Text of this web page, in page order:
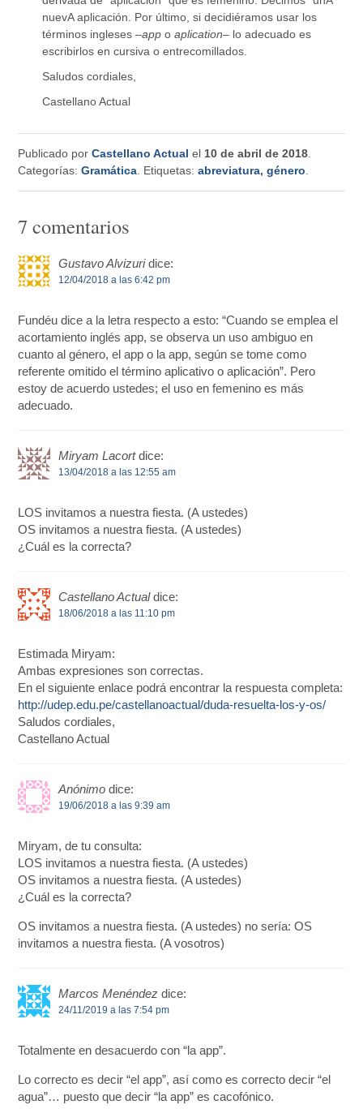
nuevA aplicación. Por último, si decidiéramos usar los
términos ingleses –app oaplication– lo adecuado es
escribirlos en cursiva o entrecomillados.
Saludos cordiales,
Castellano Actual
Publicado porCastellano Actual el 10 de abril de 2018
Categorías:Gramática . Etiquetas:abreviatura,género
7 comentarios
Gustavo Alvizuri dice:
12/04/2018 a las 6:42 pm
Fundéu dice a la letra respecto a esto: “Cuando se emplea el
acortamiento inglés app, se observa un uso ambiguo en
cuanto al género, el app o la app, según se tome como
referente omitido el término aplicativo o aplicación”. Pero
estoy de acuerdo ustedes; el uso en femenino es más
adecuado.
Miryam Lacort dice:
13/04/2018 a las 12:55 am
LOS invitamos a nuestra fiesta. (A ustedes)
OS invitamos a nuestra fiesta. (A ustedes)
¿Cuál es la correcta?
Castellano Actual dice:
18/06/2018 a las 11:10 pm
Estimada Miryam:
Ambas expresiones son correctas.
En el siguiente enlace podrá encontrar la respuesta completa:
http://udep.edu.pe/castellanoactual/duda-resuelta-los-y-os/
Saludos cordiales,
Castellano Actual
Anónimo dice:
19/06/2018 a las 9:39 am
Miryam, de tu consulta:
LOS invitamos a nuestra fiesta. (A ustedes)
OS invitamos a nuestra fiesta. (A ustedes)
¿Cuál es la correcta?
OS invitamos a nuestra fiesta. (A ustedes) no sería: OS
invitamos a nuestra fiesta. (A vosotros)
Marcos Menéndez dice:
24/11/2019 a las 7:54 pm
Totalmente en desacuerdo con “la app”.
Lo correcto es decir “el app”, así como es correcto decir “el
agua”… puesto que decir “la app” es cacofónico.